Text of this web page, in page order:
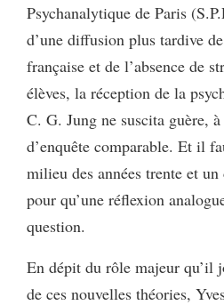
Psychanalytique de Paris
d’une diffusion plus tardive
française et de l’absence de
élèves, la réception de la
C. G. Jung ne suscita guère,
d’enquête comparable. Et il
milieu des années trente et
pour qu’une réflexion
question.
En dépit du rôle majeur qu’il
de ces nouvelles théories,